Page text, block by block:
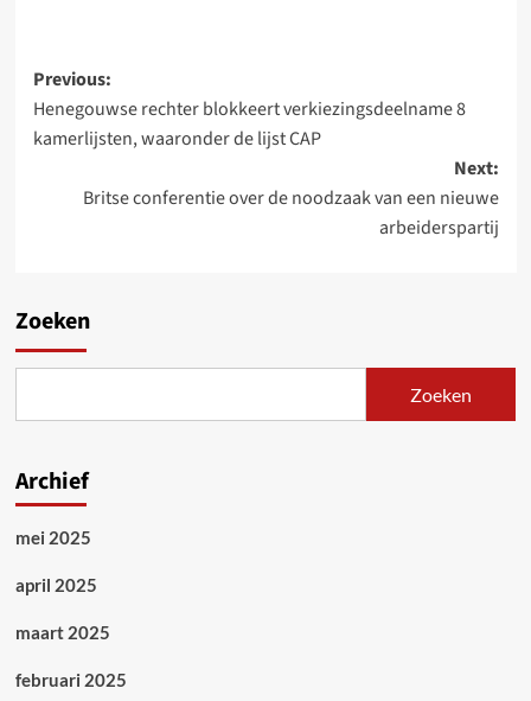
Post
navigation
Previous:
Henegouwse rechter blokkeert verkiezingsdeelname 8
kamerlijsten, waaronder de lijst CAP
Next:
Britse conferentie over de noodzaak van een nieuwe
arbeiderspartij
Zoeken
Zoeken
Archief
mei 2025
april 2025
maart 2025
februari 2025